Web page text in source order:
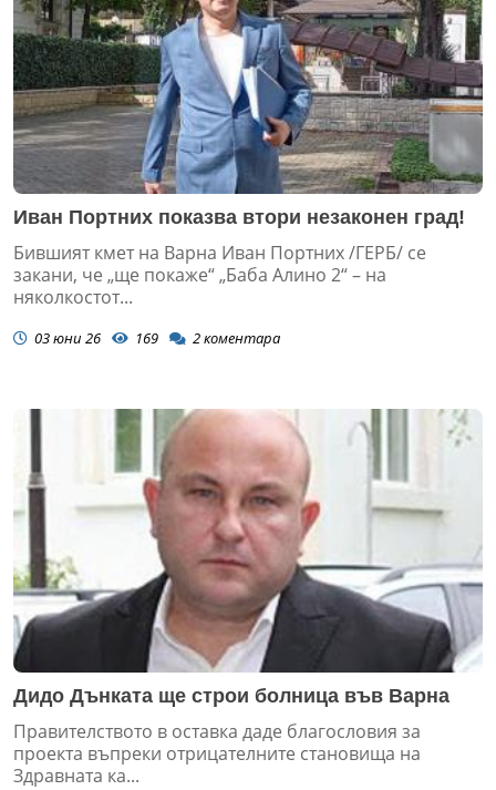
Иван Портних показва втори незаконен град!
Бившият кмет на Варна Иван Портних /ГЕРБ/ се
закани, че „ще покаже“ „Баба Алино 2“ – на
няколкостот...
03 юни 26 169 2коментара
Дидо Дънката ще строи болница във Варна
Правителството в оставка даде благословия за
проекта въпреки отрицателните становища на
Здравната ка...